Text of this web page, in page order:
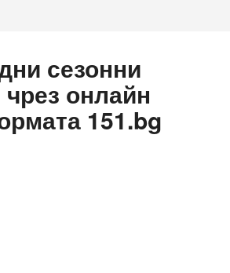
сезонни
чрез онлайн
151.bg